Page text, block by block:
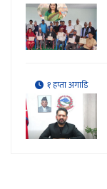
१ हप्ता अगाडि